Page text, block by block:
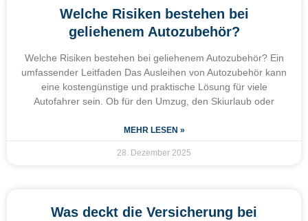
Welche Risiken bestehen bei
geliehenem Autozubehör?
Welche Risiken bestehen bei geliehenem Autozubehör? Ein
umfassender Leitfaden Das Ausleihen von Autozubehör kann
eine kostengünstige und praktische Lösung für viele
Autofahrer sein. Ob für den Umzug, den Skiurlaub oder
MEHR LESEN »
28. Dezember 2025
Was deckt die Versicherung bei